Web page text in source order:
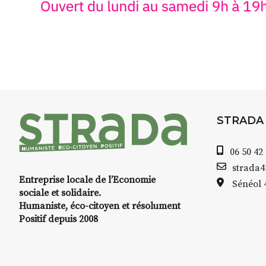
Et si le temps se gâte : un
permettra de continuer à créer.
À partir de 90€/jour(soit 270€
Minimum 8 personnes – sans
Prix pour l’accompagnement et
Entreprise locale de l’Economie
sociale et solidaire.
Humaniste, éco-citoyen et résolument
Positif depuis 2008
STRADA
06 50 42
Sénéol